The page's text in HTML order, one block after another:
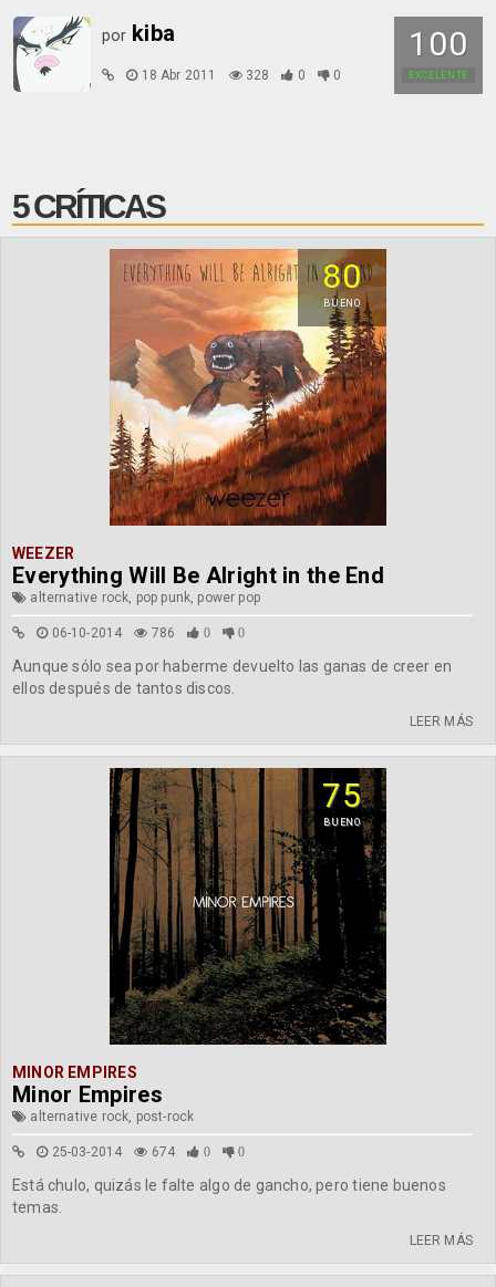
100
EXCELENTE
por kiba
18 Abr 2011 328 0 0
5 CRÍTICAS
80
BUENO
WEEZER
Everything Will Be Alright in the End
alternative rock, pop punk, power pop
06-10-2014 786 0 0
Aunque sólo sea por haberme devuelto las ganas de creer en
ellos después de tantos discos.
LEER MÁS
75
BUENO
MINOR EMPIRES
Minor Empires
alternative rock, post-rock
25-03-2014 674 0 0
Está chulo, quizás le falte algo de gancho, pero tiene buenos
temas.
LEER MÁS